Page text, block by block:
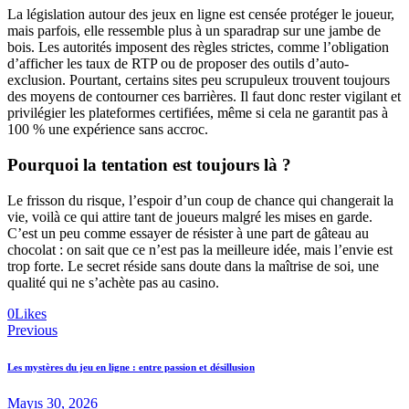
La législation autour des jeux en ligne est censée protéger le joueur,
mais parfois, elle ressemble plus à un sparadrap sur une jambe de
bois. Les autorités imposent des règles strictes, comme l’obligation
d’afficher les taux de RTP ou de proposer des outils d’auto-
exclusion. Pourtant, certains sites peu scrupuleux trouvent toujours
des moyens de contourner ces barrières. Il faut donc rester vigilant et
privilégier les plateformes certifiées, même si cela ne garantit pas à
100 % une expérience sans accroc.
Pourquoi la tentation est toujours là ?
Le frisson du risque, l’espoir d’un coup de chance qui changerait la
vie, voilà ce qui attire tant de joueurs malgré les mises en garde.
C’est un peu comme essayer de résister à une part de gâteau au
chocolat : on sait que ce n’est pas la meilleure idée, mais l’envie est
trop forte. Le secret réside sans doute dans la maîtrise de soi, une
qualité qui ne s’achète pas au casino.
0Likes
Yazı
gezinmesi
Previous
Les mystères du jeu en ligne : entre passion et désillusion
Mayıs 30, 2026